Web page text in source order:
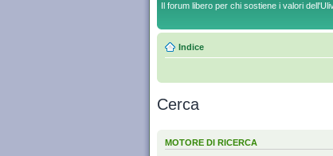
Il forum libero per chi sostiene i valori
Indice
Cerca
MOTORE DI RICERCA